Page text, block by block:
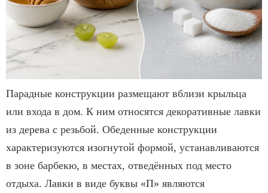
Парадные конструкции размещают вблизи крыльца
или входа в дом. К ним относятся декоративные лавки
из дерева с резьбой. Обеденные конструкции
характеризуются изогнутой формой, устанавливаются
в зоне барбекю, в местах, отведённых под место
отдыха. Лавки в виде буквы «П» являются